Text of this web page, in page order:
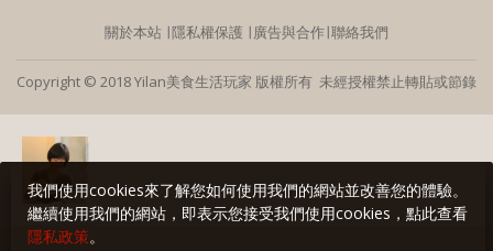
關於本站 ∣隱私權保護 ∣廣告與合作∣聯絡我們
Copyright © 2018 Yilan美食生活玩家 版權所有 未經授權禁止轉貼或節錄
我們使用cookies來了解您如何使用我們的網站並改善您的體驗。
繼續使用我們的網站，即表示您接受我們使用cookies，點此查看
隱私政策。